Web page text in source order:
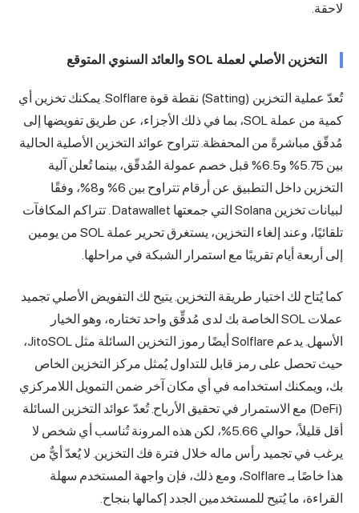
لاحقة.
التخزين الأصلي لعملة SOL والعائد السنوي المتوقع
تُعدّ عملية التخزين (Satting) نقطة قوة Solflare. يمكنك تخزين أي
كمية من عملة SOL، بما في ذلك الأجزاء، عن طريق تفويضها إلى
مُدقّق مباشرةً من المحفظة. تتراوح عوائد التخزين الأصلية الحالية
بين 5.75% و6.5% قبل خصم عمولة المُدقّق، بينما تُعلن آلية
التخزين داخل التطبيق عن أرقام تتراوح بين 6% و8%،
وفقًا
لبيانات تخزين Solana التي جمعتها Datawallet
. تتراكم المكافآت
تلقائيًا، وعند إلغاء التخزين، يستغرق تحرير عملة SOL من يومين
إلى أربعة أيام تقريبًا مع استمرار الشبكة في مراحلها.
كما يُتاح لك اختيار طريقة التخزين. يتيح لك التفويض الأصلي تجميد
عملات SOL الخاصة بك لدى مُدقِّق واحد تختاره، وهو الخيار
الأسهل. يدعم Solflare أيضًا رموز التخزين السائلة مثل JitoSOL،
حيث تحصل على رمز قابل للتداول يُمثل مركز التخزين الخاص
بك، ويمكنك استخدامه في أي مكان آخر ضمن التمويل اللامركزي
(DeFi) مع الاستمرار في تحقيق الأرباح. تُعدّ عوائد التخزين السائلة
أقل قليلاً، حوالي 5.66%، لكن هذه المرونة تُناسب أي شخص لا
يرغب في تجميد رأس ماله خلال فترة فك التخزين. لا يُعدّ أيٌّ من
هذا خاصًا بـ Solflare، ومع ذلك، فإن واجهة المستخدم سهلة
القراءة، ما يُتيح للمستخدمين الجدد إكمالها بنجاح.